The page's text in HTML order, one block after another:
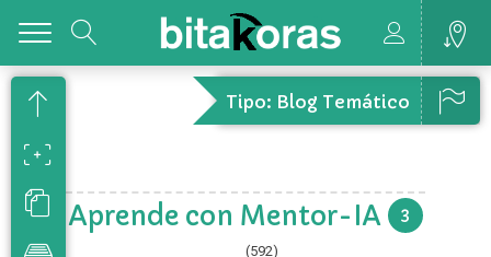
Tipo: Blog Temático
Aprende con Mentor-IA 3
(592)